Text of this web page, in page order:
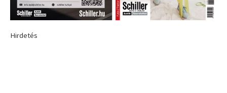
Hirdetés